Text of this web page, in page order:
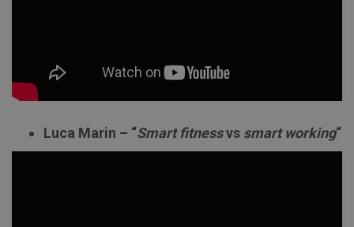
Luca Marin – “Smart fitnessvs smart working“